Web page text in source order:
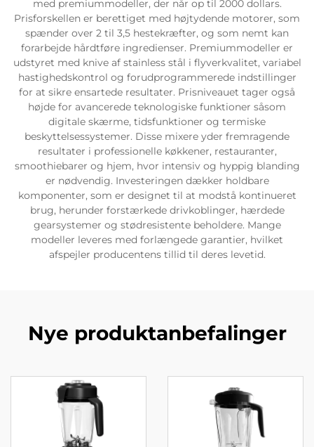
med premiummodeller, der når op til 2000 dollars.
Prisforskellen er berettiget med højtydende motorer, som
spænder over 2 til 3,5 hestekræfter, og som nemt kan
forarbejde hårdtføre ingredienser. Premiummodeller er
udstyret med knive af stainless stål i flyverkvalitet, variabel
hastighedskontrol og forudprogrammerede indstillinger
for at sikre ensartede resultater. Prisniveauet tager også
højde for avancerede teknologiske funktioner såsom
digitale skærme, tidsfunktioner og termiske
beskyttelsessystemer. Disse mixere yder fremragende
resultater i professionelle køkkener, restauranter,
smoothiebarer og hjem, hvor intensiv og hyppig blanding
er nødvendig. Investeringen dækker holdbare
komponenter, som er designet til at modstå kontinueret
brug, herunder forstærkede drivkoblinger, hærdede
gearsystemer og stødresistente beholdere. Mange
modeller leveres med forlængede garantier, hvilket
afspejler producentens tillid til deres levetid.
Nye produktanbefalinger